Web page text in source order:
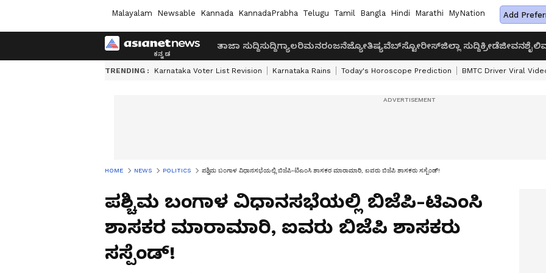
Malayalam Newsable Kannada KannadaPrabha Telugu Tamil Bangla Hindi Marathi MyNation Add
ತಾಜಾ ಸುದ್ದಿಸುದ್ದಿಗ್ಯಾಲರಿಮನರಂಜನೆಜ್ಯೋತಿಷ್ಯವೆಬ್‌ಸ್ಟೋರೀಸ್ಜಿಲ್ಲಾ ಸುದ್ದಿಕ್ರೀಡೆಜೀವನಶೈಲಿ
TRENDING : Karnataka Voter List Revision Karnataka Rains Today's Horoscope Prediction BMTC Driver Viral
HOME NEWS POLITICS ಪಶ್ಚಿಮ ಬಂಗಾಳ ವಿಧಾನಸಭೆಯಲ್ಲಿ ಬಿಜೆಪಿ-ಟಿಎಂಸಿ ಶಾಸಕರ ಮಾರಾಮಾರಿ, ಐವರು ಬಿಜೆಪಿ ಶಾಸಕರು ಸಸ್ಪೆಂಡ್!
ಪಶ್ಚಿಮ ಬಂಗಾಳ ವಿಧಾನಸಭೆಯಲ್ಲಿ ಬಿಜೆಪಿ-ಟಿಎಂಸಿ
ಶಾಸಕರ ಮಾರಾಮಾರಿ, ಐವರು ಬಿಜೆಪಿ ಶಾಸಕರು
ಸಸ್ಪೆಂಡ್!